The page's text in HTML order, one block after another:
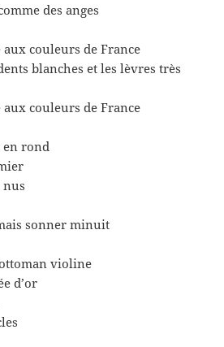
des anges
couleurs de France
blanches et les lèvres très
couleurs de France
en rond
nus
sonner minuit
violine
d’or